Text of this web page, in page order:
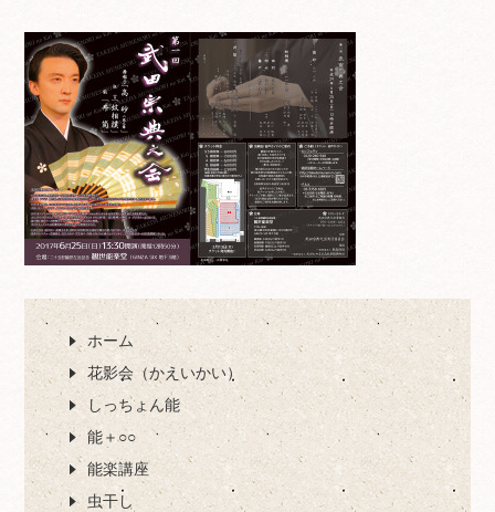
ホーム
花影会（かえいかい）
しっちょん能
能＋○○
能楽講座
虫干し